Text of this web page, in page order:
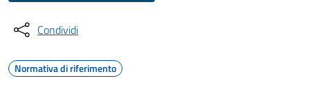
Condividi
Normativa di riferimento